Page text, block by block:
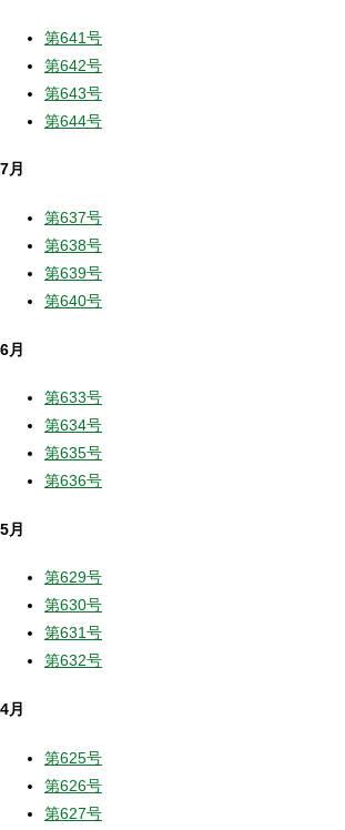
第641号
第642号
第643号
第644号
7月
第637号
第638号
第639号
第640号
6月
第633号
第634号
第635号
第636号
5月
第629号
第630号
第631号
第632号
4月
第625号
第626号
第627号